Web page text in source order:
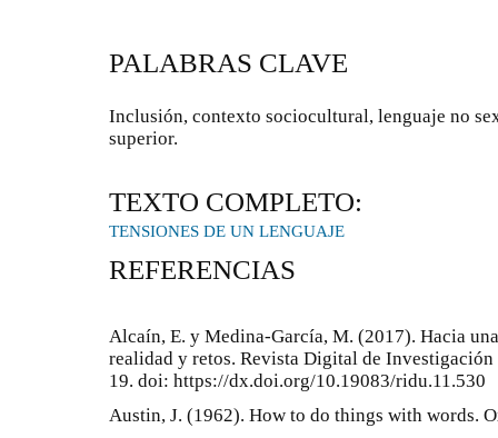
PALABRAS CLAVE
Inclusión, contexto sociocultural, lenguaje no
superior.
TEXTO COMPLETO:
TENSIONES DE UN LENGUAJE
REFERENCIAS
Alcaín, E. y Medina-García, M. (2017). Hacia
realidad y retos. Revista Digital de
19. doi: https://dx.doi.org/10.19083/ridu.11.530
Austin, J. (1962). How to do things with words.